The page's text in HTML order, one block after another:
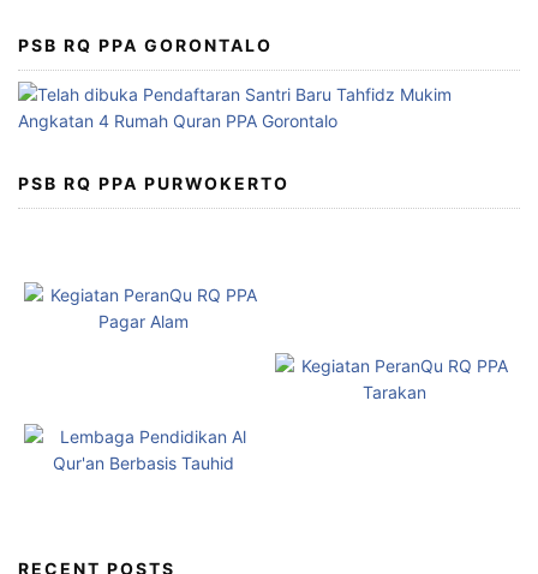
PSB RQ PPA GORONTALO
PSB RQ PPA PURWOKERTO
RECENT POSTS